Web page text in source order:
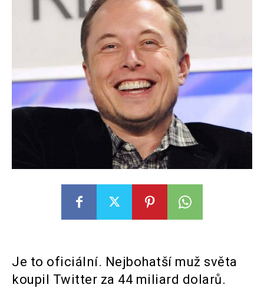
Je to oficiální. Nejbohatší muž světa
koupil Twitter za 44 miliard dolarů.